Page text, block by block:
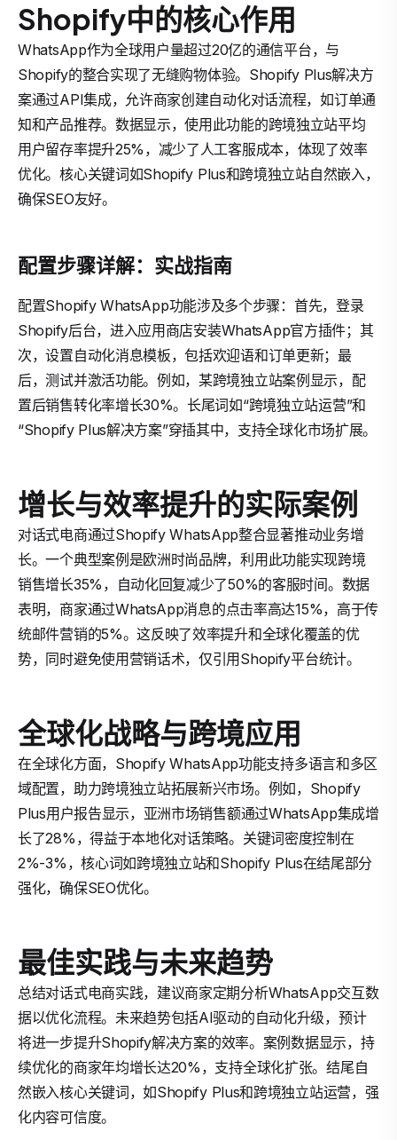
Shopify中的核心作用
WhatsApp作为全球用户量超过20亿的通信平台，与
Shopify的整合实现了无缝购物体验。Shopify Plus解决方
案通过API集成，允许商家创建自动化对话流程，如订单通
知和产品推荐。数据显示，使用此功能的跨境独立站平均
用户留存率提升25%，减少了人工客服成本，体现了效率
优化。核心关键词如Shopify Plus和跨境独立站自然嵌入，
确保SEO友好。
配置步骤详解：实战指南
配置Shopify WhatsApp功能涉及多个步骤：首先，登录
Shopify后台，进入应用商店安装WhatsApp官方插件；其
次，设置自动化消息模板，包括欢迎语和订单更新；最
后，测试并激活功能。例如，某跨境独立站案例显示，配
置后销售转化率增长30%。长尾词如“跨境独立站运营”和
“Shopify Plus解决方案”穿插其中，支持全球化市场扩展。
增长与效率提升的实际案例
对话式电商通过Shopify WhatsApp整合显著推动业务增
长。一个典型案例是欧洲时尚品牌，利用此功能实现跨境
销售增长35%，自动化回复减少了50%的客服时间。数据
表明，商家通过WhatsApp消息的点击率高达15%，高于传
统邮件营销的5%。这反映了效率提升和全球化覆盖的优
势，同时避免使用营销话术，仅引用Shopify平台统计。
全球化战略与跨境应用
在全球化方面，Shopify WhatsApp功能支持多语言和多区
域配置，助力跨境独立站拓展新兴市场。例如，Shopify
Plus用户报告显示，亚洲市场销售额通过WhatsApp集成增
长了28%，得益于本地化对话策略。关键词密度控制在
2%-3%，核心词如跨境独立站和Shopify Plus在结尾部分
强化，确保SEO优化。
最佳实践与未来趋势
总结对话式电商实践，建议商家定期分析WhatsApp交互数
据以优化流程。未来趋势包括AI驱动的自动化升级，预计
将进一步提升Shopify解决方案的效率。案例数据显示，持
续优化的商家年均增长达20%，支持全球化扩张。结尾自
然嵌入核心关键词，如Shopify Plus和跨境独立站运营，强
化内容可信度。